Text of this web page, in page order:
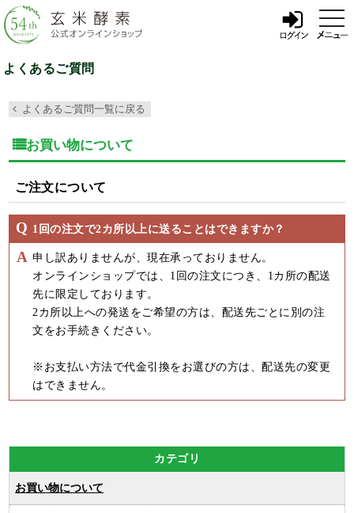
t
o
g
t
よくあるご質問
よくあるご質問一覧に戻る
お買い物について
ご注文について
1回の注文で2カ所以上に送ることはできますか？
申し訳ありませんが、現在承っておりません。
オンラインショップでは、1回の注文につき、1カ所の配送
先に限定しております。
2カ所以上への発送をご希望の方は、配送先ごとに別の注
文をお手続きください。
※お支払い方法で代金引換をお選びの方は、配送先の変更
はできません。
カテゴリ
お買い物について